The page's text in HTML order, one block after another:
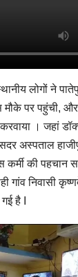
लोगों ने
पर पहुंची, और
करवाया । जहां
अस्पताल
कर्मी की पहचान
गांव निवासी
है I